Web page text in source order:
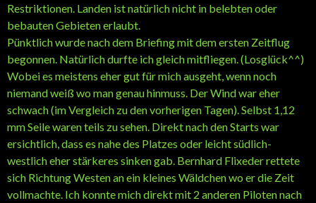
Restriktionen. Landen ist natürlich nicht in belebten oder
bebauten Gebieten erlaubt.
Pünktlich wurde nach dem Briefing mit dem ersten Zeitflug
begonnen. Natürlich durfte ich gleich mitfliegen. (Losglück^^)
Wobei es meistens eher gut für mich ausgeht, wenn noch
niemand weiß wo man genau hinmuss. Der Wind war eher
schwach (im Vergleich zu den vorherigen Tagen). Selbst 1,12
mm Seile waren teils zu sehen. Direkt nach den Starts war
ersichtlich, dass es nahe des Platzes oder leicht südlich-
westlich eher stärkeres sinken gab. Bernhard Flixeder rettete
sich Richtung Westen an ein kleines Wäldchen wo er die Zeit
vollmachte. Ich konnte mich direkt mit 2 anderen Piloten nach